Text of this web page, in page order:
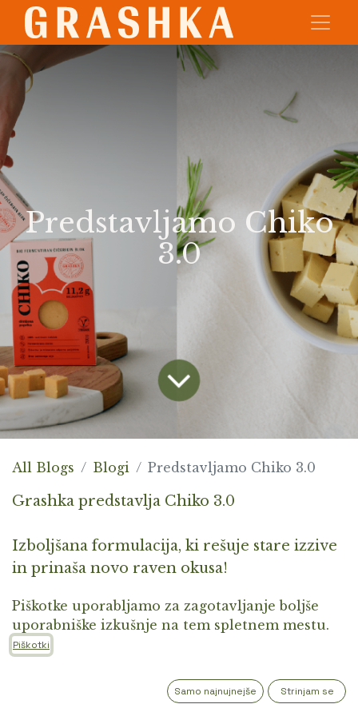
Predstavljamo Chiko
3.0
All Blogs Blogi Predstavljamo Chiko 3.0
Grashka predstavlja Chiko 3.0
Izboljšana formulacija, ki rešuje stare izzive
in prinaša novo raven okusa!
V naši proizvodnji se vedno nekaj kuha –
dobesedno. Po številnih testih,
fermentacijskih podvigih in kulinaričnih
eksperimentih vam zdaj končno in z
veseljem predstavljamo novo verzijo našega
Piškotke uporabljamo za zagotavljanje boljše
uporabniške izkušnje na tem spletnem mestu.
Piškotki
Samo najnujnejše Strinjam se